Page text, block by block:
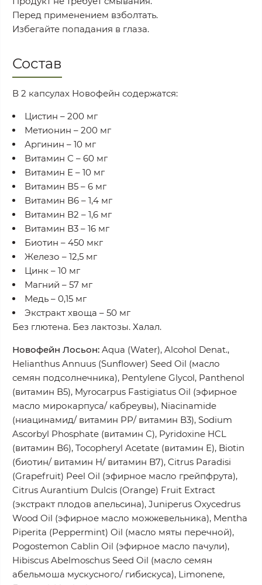
Перед применением взболтать.
Избегайте попадания в глаза.
Состав
В 2 капсулах Новофейн содержатся:
Цистин – 200 мг
Метионин – 200 мг
Аргинин – 10 мг
Витамин С – 60 мг
Витамин Е – 10 мг
Витамин В5 – 6 мг
Витамин В6 – 1,4 мг
Витамин В2 – 1,6 мг
Витамин В3 – 16 мг
Биотин – 450 мкг
Железо – 12,5 мг
Цинк – 10 мг
Магний – 57 мг
Медь – 0,15 мг
Экстракт хвоща – 50 мг
Без глютена. Без лактозы. Халал.
Новофейн Лосьон: Aqua (Water), Alcohol Denat.,
Helianthus Annuus (Sunflower) Seed Oil (масло
семян подсолнечника), Pentylene Glycol, Panthenol
(витамин В5), Myrocarpus Fastigiatus Oil (эфирное
масло мирокарпуса/ кабреувы), Niacinamide
(ниацинамид/ витамин РР/ витамин В3), Sodium
Ascorbyl Phosphate (витамин С), Pyridoxine HCL
(витамин В6), Tocopheryl Acetate (витамин Е), Biotin
(биотин/ витамин Н/ витамин B7), Citrus Paradisi
(Grapefruit) Peel Oil (эфирное масло грейпфрута),
Citrus Aurantium Dulcis (Orange) Fruit Extract
(экстракт плодов апельсина), Juniperus Oxycedrus
Wood Oil (эфирное масло можжевельника), Mentha
Piperita (Peppermint) Oil (масло мяты перечной),
Pogostemon Cablin Oil (эфирное масло пачули),
Hibiscus Abelmoschus Seed Oil (масло семян
абельмоша мускусного/ гибискуса), Limonene,